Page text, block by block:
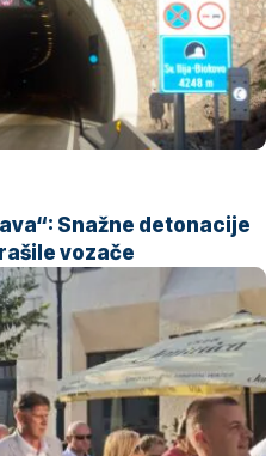
Snažne detonacije
vozače